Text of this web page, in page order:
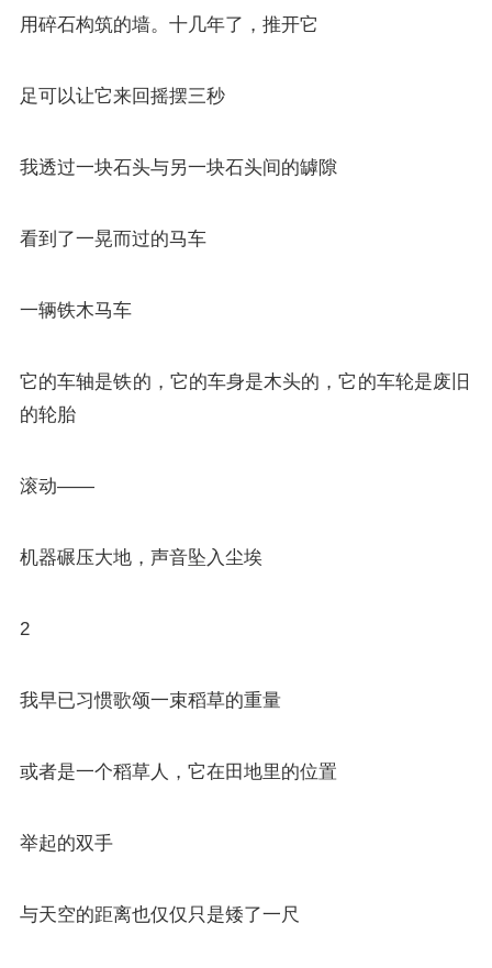
用碎石构筑的墙。十几年了，推开它
足可以让它来回摇摆三秒
我透过一块石头与另一块石头间的罅隙
看到了一晃而过的马车
一辆铁木马车
它的车轴是铁的，它的车身是木头的，它的车轮是废旧
的轮胎
滚动——
机器碾压大地，声音坠入尘埃
2
我早已习惯歌颂一束稻草的重量
或者是一个稻草人，它在田地里的位置
举起的双手
与天空的距离也仅仅只是矮了一尺